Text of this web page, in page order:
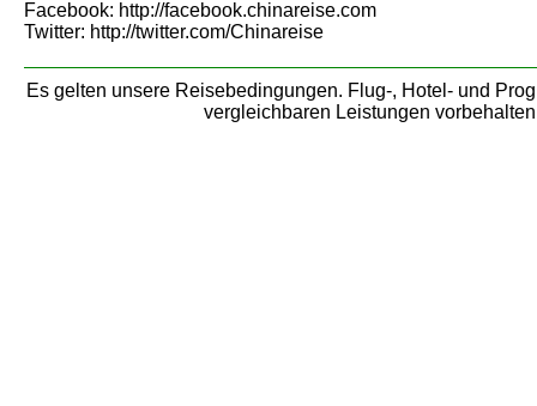
Facebook: http://facebook.chinareise.com
Twitter: http://twitter.com/Chinareise
Es gelten unsere Reisebedingungen. Flug-, Hotel- und
vergleichbaren Leistungen